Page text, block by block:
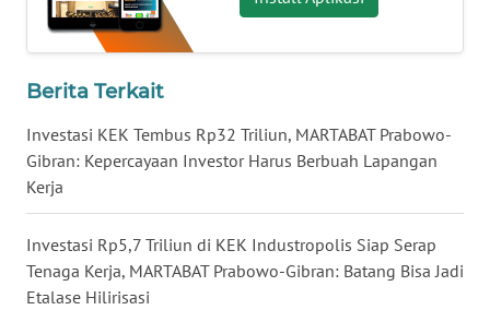
Berita Terkait
Investasi KEK Tembus Rp32 Triliun, MARTABAT Prabowo-
Gibran: Kepercayaan Investor Harus Berbuah Lapangan
Kerja
Investasi Rp5,7 Triliun di KEK Industropolis Siap Serap
Tenaga Kerja, MARTABAT Prabowo-Gibran: Batang Bisa Jadi
Etalase Hilirisasi
WN
NUSANTARA
JOGJA
WN
JATIM
WN
BALI